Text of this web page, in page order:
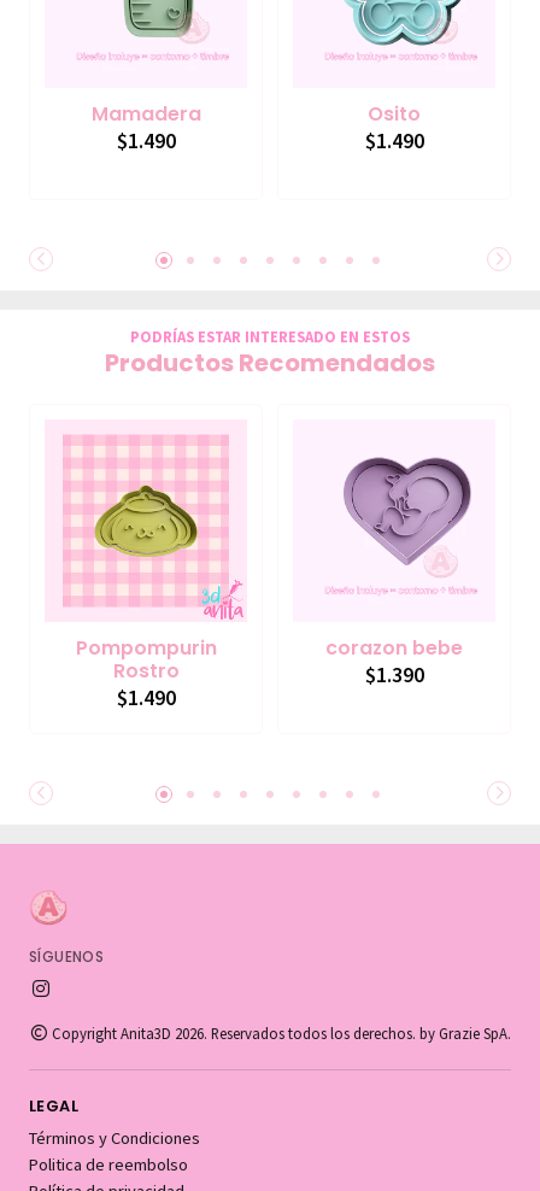
Mamadera
$1.490
Osito
$1.490
PODRÍAS ESTAR INTERESADO EN ESTOS
Productos Recomendados
Pompompurin
Rostro
$1.490
corazon bebe
$1.390
SÍGUENOS
Copyright Anita3D 2026. Reservados todos los derechos. by Grazie SpA.
LEGAL
Términos y Condiciones
Politica de reembolso